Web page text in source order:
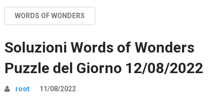
WORDS OF WONDERS
Soluzioni Words of Wonders
Puzzle del Giorno 12/08/2022
root 11/08/2022